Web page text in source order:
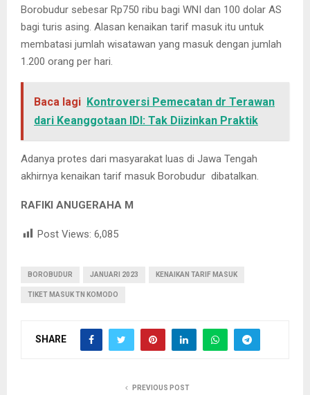
Borobudur sebesar Rp750 ribu bagi WNI dan 100 dolar AS
bagi turis asing. Alasan kenaikan tarif masuk itu untuk
membatasi jumlah wisatawan yang masuk dengan jumlah
1.200 orang per hari.
Baca lagi Kontroversi Pemecatan dr Terawan
dari Keanggotaan IDI: Tak Diizinkan Praktik
Adanya protes dari masyarakat luas di Jawa Tengah
akhirnya kenaikan tarif masuk Borobudur dibatalkan.
RAFIKI ANUGERAHA M
Post Views: 6,085
BOROBUDUR JANUARI 2023 KENAIKAN TARIF MASUK
TIKET MASUK TN KOMODO
SHARE
PREVIOUS POST